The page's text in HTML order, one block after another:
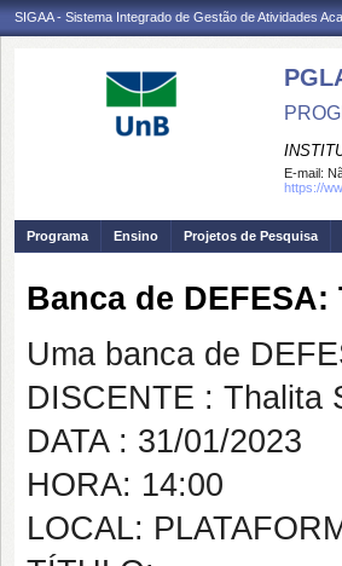
SIGAA - Sistema Integrado de Gestão de Atividades
E-mail:
https://
Programa Ensino Projetos de Pesquisa
Banca de
Uma banca de
DISCENTE : Thalita
DATA : 31/01/2023
HORA: 14:00
LOCAL: